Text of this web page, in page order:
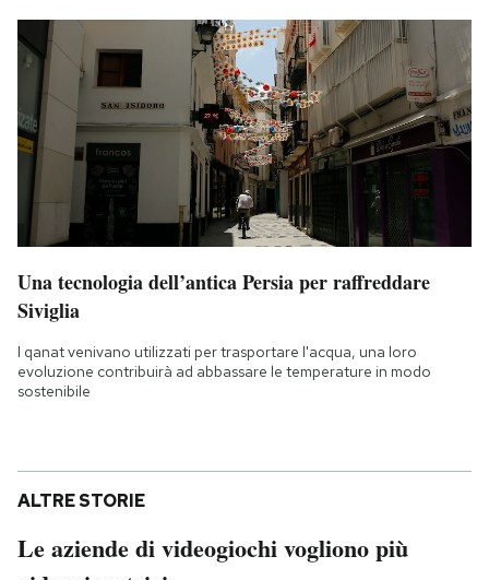
Una tecnologia dell’antica Persia per raffreddare
Siviglia
I qanat venivano utilizzati per trasportare l'acqua, una loro
evoluzione contribuirà ad abbassare le temperature in modo
sostenibile
ALTRE STORIE
Le aziende di videogiochi vogliono più